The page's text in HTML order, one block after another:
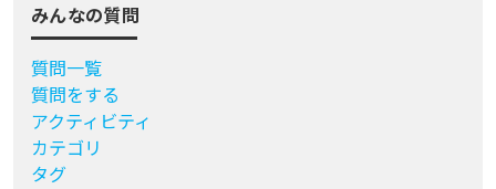
みんなの質問
質問一覧
質問をする
アクティビティ
カテゴリ
タグ